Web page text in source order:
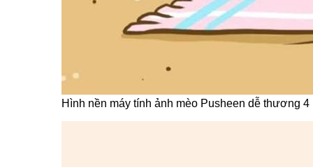
Hình nền máy tính ảnh mèo Pusheen dễ thương 4